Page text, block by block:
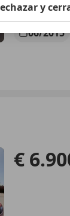
06/2015
€
y